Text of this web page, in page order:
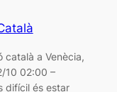
català a Venècia,
10 02:00 –
difícil és estar